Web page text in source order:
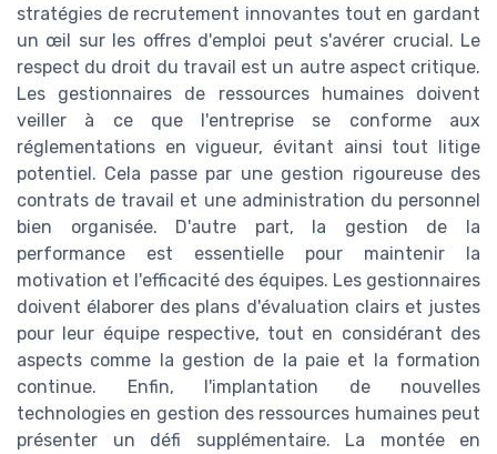
stratégies de recrutement innovantes tout en gardant
un œil sur les offres d'emploi peut s'avérer crucial. Le
respect du droit du travail est un autre aspect critique.
Les gestionnaires de ressources humaines doivent
veiller à ce que l'entreprise se conforme aux
réglementations en vigueur, évitant ainsi tout litige
potentiel. Cela passe par une gestion rigoureuse des
contrats de travail et une administration du personnel
bien organisée. D'autre part, la gestion de la
performance est essentielle pour maintenir la
motivation et l'efficacité des équipes. Les gestionnaires
doivent élaborer des plans d'évaluation clairs et justes
pour leur équipe respective, tout en considérant des
aspects comme la gestion de la paie et la formation
continue. Enfin, l'implantation de nouvelles
technologies en gestion des ressources humaines peut
présenter un défi supplémentaire. La montée en